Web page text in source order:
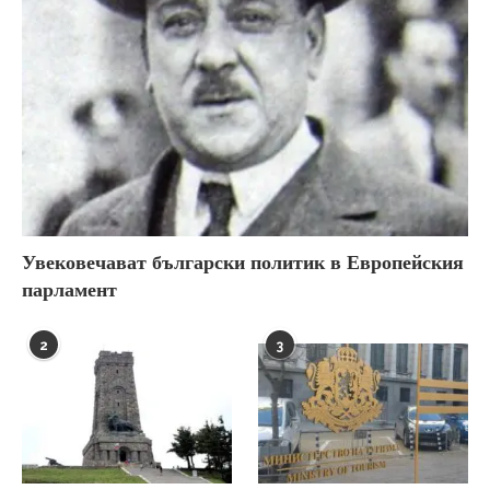
Увековечават български политик в Европейския
парламент
2 3